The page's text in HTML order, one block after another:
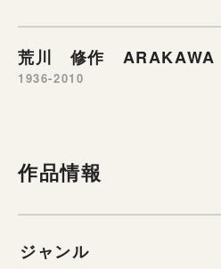
荒川 修作 ARAKAWA
1936-2010
作品情報
ジャンル